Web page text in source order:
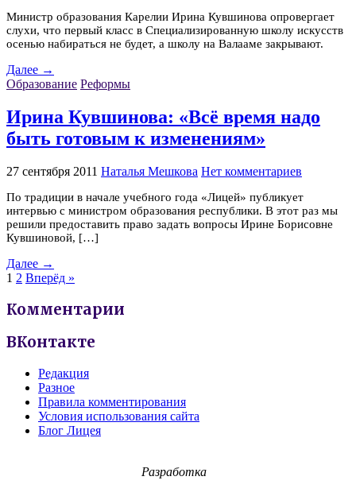
Министр образования Карелии Ирина Кувшинова опровергает
слухи, что первый класс в Специализированную школу искусств
осенью набираться не будет, а школу на Валааме закрывают.
Далее →
Образование Реформы
Ирина Кувшинова: «Всё время надо
быть готовым к изменениям»
27 сентября 2011 Наталья Мешкова Нет комментариев
По традиции в начале учебного года «Лицей» публикует
интервью с министром образования республики. В этот раз мы
решили предоставить право задать вопросы Ирине Борисовне
Кувшиновой, […]
Далее →
1 2 Вперёд »
Комментарии
ВКонтакте
Редакция
Разное
Правила комментирования
Условия использования сайта
Блог Лицея
Разработка